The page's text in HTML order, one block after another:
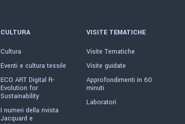
CULTURA
Cultura
Eventi e cultura tessile
ECO ART Digital R-
Evolution for
Sustainability
I numeri della rivista
Jacquard e
VISITE TEMATICHE
Visite Tematiche
Visite guidate
Approfondimenti in 60
minuti
Laboratori